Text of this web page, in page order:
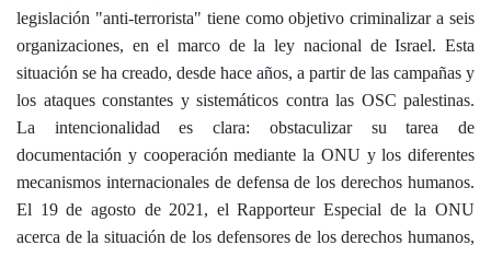
legislación "anti-terrorista" tiene como objetivo criminalizar a seis
organizaciones, en el marco de la ley nacional de Israel. Esta
situación se ha creado, desde hace años, a partir de las campañas y
los ataques constantes y sistemáticos contra las OSC palestinas.
La intencionalidad es clara: obstaculizar su tarea de
documentación y cooperación mediante la ONU y los diferentes
mecanismos internacionales de defensa de los derechos humanos.
El 19 de agosto de 2021, el Rapporteur Especial de la ONU
acerca de la situación de los defensores de los derechos humanos,